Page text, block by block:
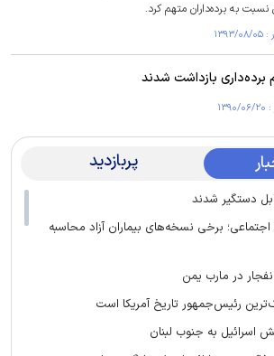
نسبت به برده‌داران متهم کرد.
پربازدید
اجتماعی؛ برخی نسخه‌های بیماران آزاد محاسبه
در مارب یمن
رئیس‌جمهور تاریخ آمریکا است
اسرائیل به جنوب لبنان